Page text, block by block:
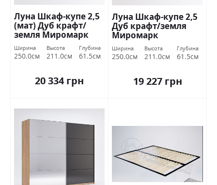
Луна Шкаф-купе 2,5
(мат) Дуб крафт/
земля Миромарк
Ширина
250.0см
Высота
211.0см
Глубина
61.5см
20 334 грн
Луна Шкаф-купе 2,5
Дуб крафт/земля
Миромарк
Ширина
250.0см
Высота
211.0см
Глубина
61.5см
19 227 грн